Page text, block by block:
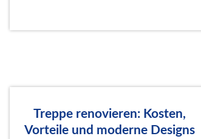
Treppe renovieren: Kosten,
Vorteile und moderne Designs